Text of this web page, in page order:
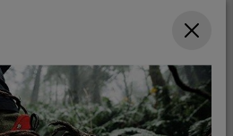
Neu
Whistler Peak™